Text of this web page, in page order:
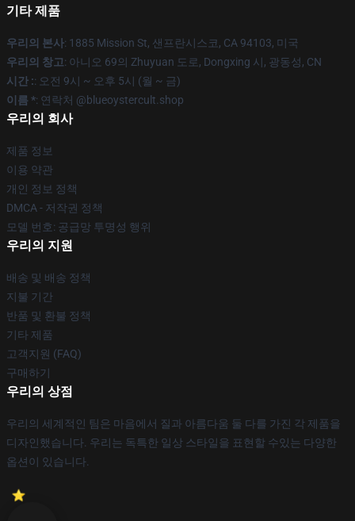
기타 제품
우리의 본사: 1885 Mission St, 샌프란시스코, CA 94103, 미국
우리의 창고: 아니오 69의 Zhuyuan 도로, Dongxing 시, 광동성, CN
시간 :: 오전 9시 ~ 오후 5시 (월 ~ 금)
이름 *: 연락처 @blueoystercult.shop
우리의 회사
제품 정보
이용 약관
개인 정보 정책
DMCA - 저작권 정책
모델 번호: 공급망 투명성 행위
우리의 지원
배송 및 배송 정책
지불 기간
반품 및 환불 정책
기타 제품
고객지원 (FAQ)
구매하기
우리의 상점
우리의 세계적인 팀은 마음에서 질과 아름다움 둘 다를 가진 각 제품을
디자인했습니다. 우리는 독특한 일상 스타일을 표현할 수있는 다양한
옵션이 있습니다.